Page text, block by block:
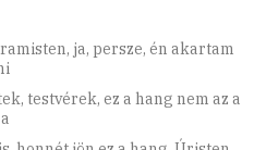
ja, persze, én akartam
testvérek, ez a hang nem az a